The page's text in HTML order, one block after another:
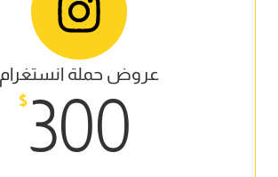
عروض حملة انستغرام
$300